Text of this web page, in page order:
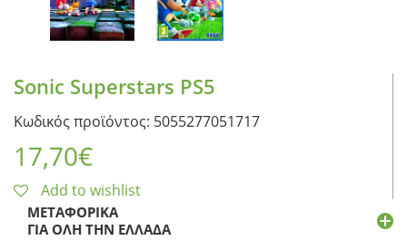
Sonic Superstars PS5
Κωδικός προϊόντος: 5055277051717
17,70€
Add to wishlist
ΜΕΤΑΦΟΡΙΚΆ
ΓΙΑ ΌΛΗ ΤΗΝ ΕΛΛΆΔΑ